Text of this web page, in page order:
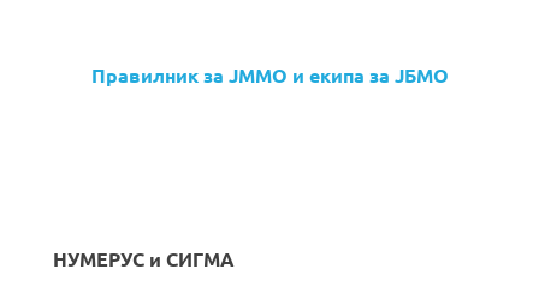
Правилник за ЈММО и екипа за ЈБМО
НУМЕРУС и СИГМА